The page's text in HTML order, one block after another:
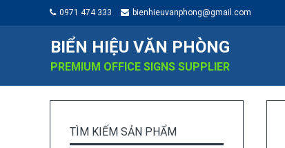
0971 474 333 bienhieuvanphong@gmail.com
BIỂN HIỆU VĂN PHÒNG
PREMIUM OFFICE SIGNS SUPPLIER
TÌM KIẾM SẢN PHẨM